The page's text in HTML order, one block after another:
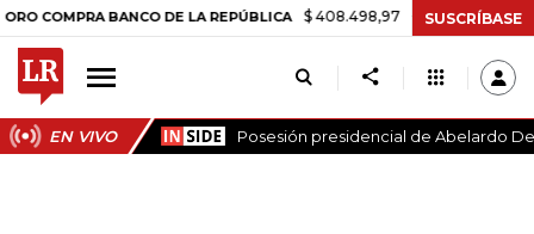
BANCO DE LA REPÚBLICA $ 408.498,97 +$ 8.753,81 +2,19%
SUSCRÍBASE
EN VIVO Posesión presidencial de Abelardo